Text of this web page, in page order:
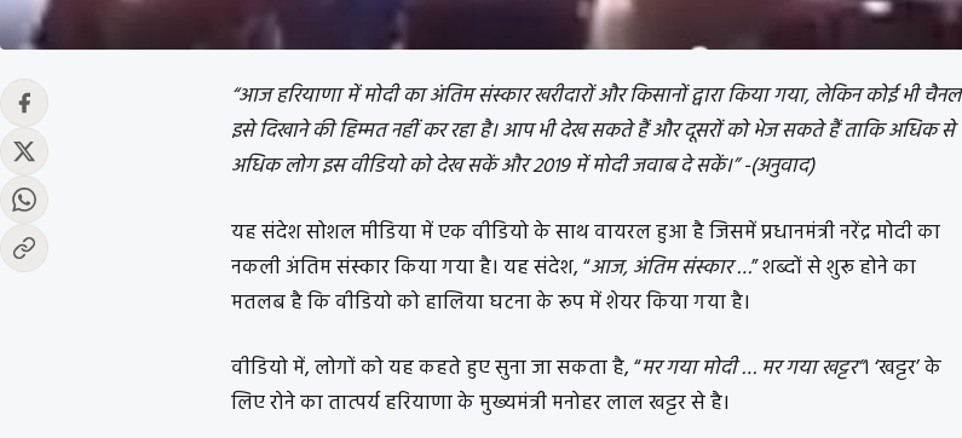
“आज हरियाणा में मोदी का अंतिम संस्कार खरीदारों और किसानों द्वारा किया गया, लेकिन कोई भी चैनल
इसे दिखाने की हिम्मत नहीं कर रहा है। आप भी देख सकते हैं और दूसरों को भेज सकते हैं ताकि अधिक से
अधिक लोग इस वीडियो को देख सकें और 2019 में मोदी जवाब दे सकें।” -(अनुवाद)
यह संदेश सोशल मीडिया में एक वीडियो के साथ वायरल हुआ है जिसमें प्रधानमंत्री नरेंद्र मोदी का
नकली अंतिम संस्कार किया गया है। यह संदेश, “आज, अंतिम संस्कार …” शब्दों से शुरू होने का
मतलब है कि वीडियो को हालिया घटना के रूप में शेयर किया गया है।
वीडियो में, लोगों को यह कहते हुए सुना जा सकता है, “मर गया मोदी … मर गया खट्टर”। ‘खट्टर’ के
लिए रोने का तात्पर्य हरियाणा के मुख्यमंत्री मनोहर लाल खट्टर से है।